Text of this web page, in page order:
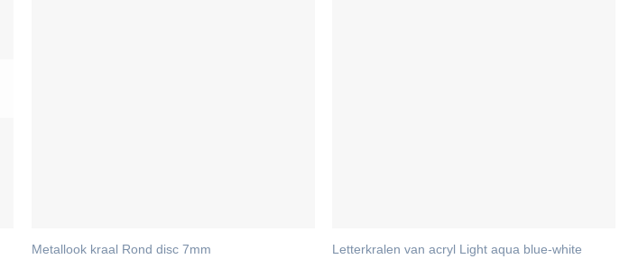
Metallook kraal Rond disc 7mm
Letterkralen van acryl Light aqua blue-white